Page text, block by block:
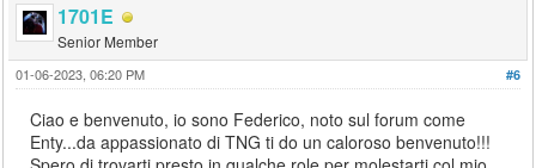
1701E
Senior Member
#6
01-06-2023, 06:20 PM
Ciao e benvenuto, io sono Federico, noto sul forum come
Enty...da appassionato di TNG ti do un caloroso benvenuto!!!